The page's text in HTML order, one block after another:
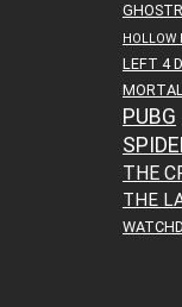
HOLLOW
LEFT 4
PUBG
THE
THE